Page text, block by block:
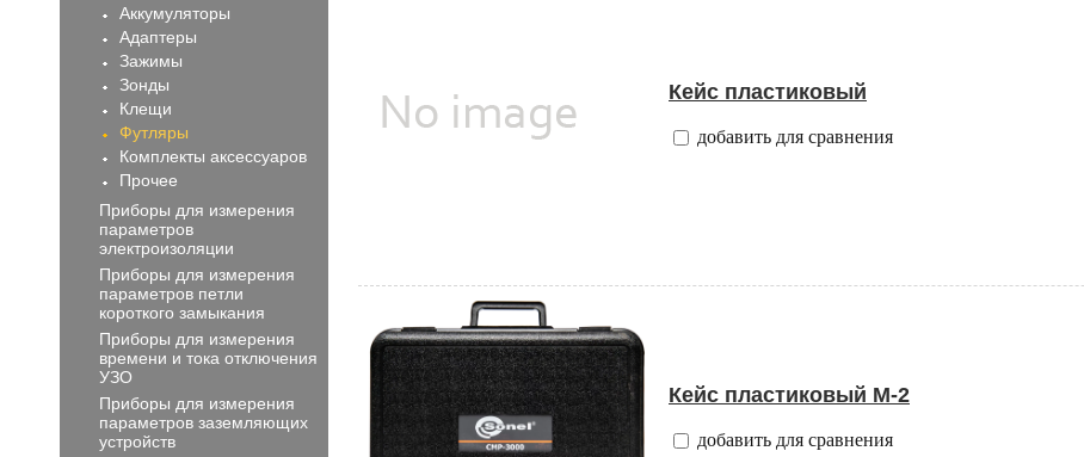
Аккумуляторы
Адаптеры
Зажимы
Зонды
Клещи
Футляры
Комплекты аксессуаров
Прочее
Приборы для измерения
параметров
электроизоляции
Приборы для измерения
параметров петли
короткого замыкания
Приборы для измерения
времени и тока отключения
УЗО
Приборы для измерения
параметров заземляющих
устройств
Кейс пластиковый
добавить для сравнения
Кейс пластиковый M-2
добавить для сравнения